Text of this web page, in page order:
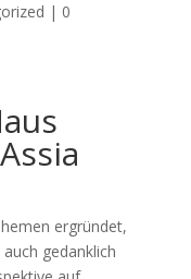
| 0
ergründet,
gedanklich